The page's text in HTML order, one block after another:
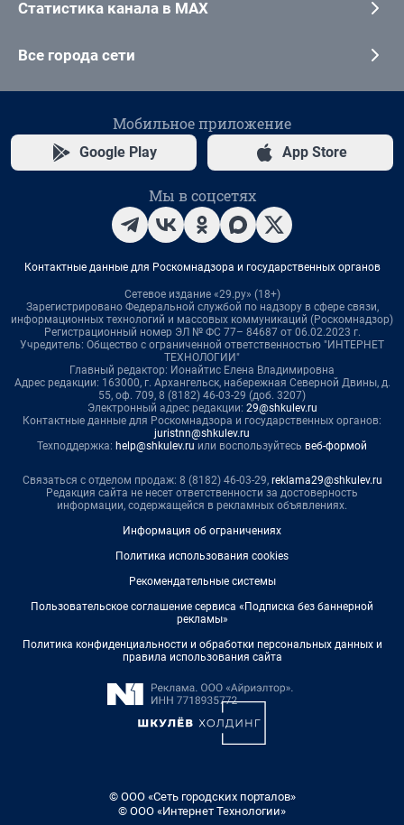
Статистика канала в MAX
Все города сети
Мобильное приложение
Google Play App Store
Мы в соцсетях
Контактные данные для Роскомнадзора и государственных органов
Сетевое издание «29.ру» (18+)
Зарегистрировано Федеральной службой по надзору в сфере связи,
информационных технологий и массовых коммуникаций (Роскомнадзор)
Регистрационный номер ЭЛ № ФС 77– 84687 от 06.02.2023 г.
Учредитель: Общество с ограниченной ответственностью "ИНТЕРНЕТ
ТЕХНОЛОГИИ"
Главный редактор: Ионайтис Елена Владимировна
Адрес редакции: 163000, г. Архангельск, набережная Северной Двины, д.
55, оф. 709, 8 (8182) 46-03-29 (доб. 3207)
Электронный адрес редакции: 29@shkulev.ru
Контактные данные для Роскомнадзора и государственных органов:
juristnn@shkulev.ru
Техподдержка: help@shkulev.ru или воспользуйтесь веб-формой
Связаться с отделом продаж: 8 (8182) 46-03-29, reklama29@shkulev.ru
Редакция сайта не несет ответственности за достоверность
информации, содержащейся в рекламных объявлениях.
Информация об ограничениях
Политика использования cookies
Рекомендательные системы
Пользовательское соглашение сервиса «Подписка без баннерной
рекламы»
Политика конфиденциальности и обработки персональных данных и
правила использования сайта
© ООО «Сеть городских порталов»
© ООО «Интернет Технологии»